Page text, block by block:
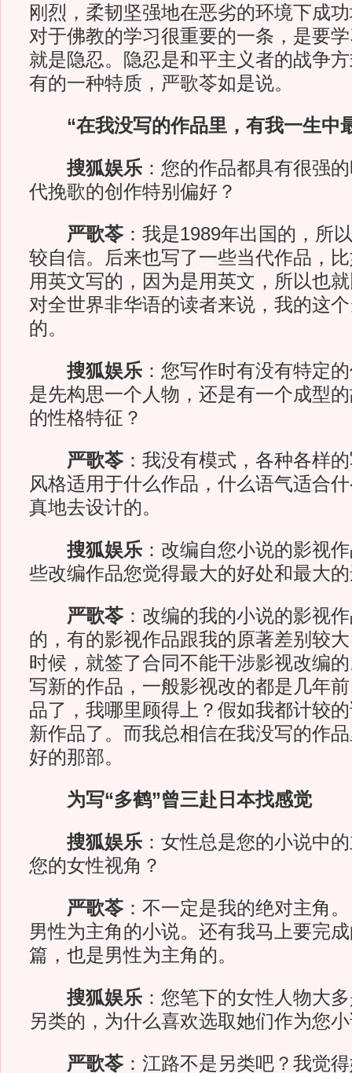
刚烈，柔韧坚强地在恶劣的环境下成
对于佛教的学习很重要的一条，是要学
就是隐忍。隐忍是和平主义者的战争
有的一种特质，严歌苓如是说。
“在我没写的作品里，有我一生中
搜狐娱乐：您的作品都具有很强
代挽歌的创作特别偏好？
严歌苓：我是1989年出国的，所
较自信。后来也写了一些当代作品，
用英文写的，因为是用英文，所以也
对全世界非华语的读者来说，我的这
的。
搜狐娱乐：您写作时有没有特定
是先构思一个人物，还是有一个成型
的性格特征？
严歌苓：我没有模式，各种各样
风格适用于什么作品，什么语气适合
真地去设计的。
搜狐娱乐：改编自您小说的影视
些改编作品您觉得最大的好处和最大
严歌苓：改编的我的小说的影视
的，有的影视作品跟我的原著差别较
时候，就签了合同不能干涉影视改编
写新的作品，一般影视改的都是几年
品了，我哪里顾得上？假如我都计较
新作品了。而我总相信在我没写的作
好的那部。
为写“多鹤”曾三赴日本找感觉
搜狐娱乐：女性总是您的小说中
您的女性视角？
严歌苓：不一定是我的绝对主角
男性为主角的小说。还有我马上要完
篇，也是男性为主角的。
搜狐娱乐：您笔下的女性人物大
另类的，为什么喜欢选取她们作为您
严歌苓：江路不是另类吧？我觉